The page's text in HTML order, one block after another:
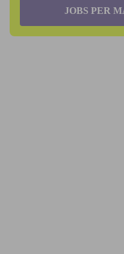
JOBS PER